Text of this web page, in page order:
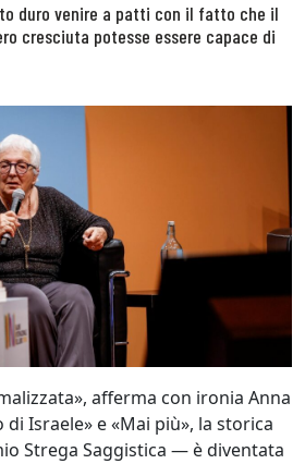
duro venire a patti con il fatto che il
cresciuta potesse essere capace di
afferma con ironia Anna
di Israele» e «Mai più», la storica
Strega Saggistica — è diventata